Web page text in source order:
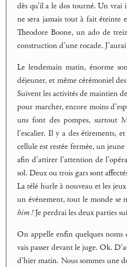
dès qu’il a le dos tourné. Un
ne sera jamais tout à fait éteinte
Theodore Boone, un ado de
construction d’une rocade.
Le lendemain matin, énorme
déjeuner, et même cérémoniel
Suivent les activités de maintien
pour marcher, encore moins
uns font des pompes, surtout
l’escalier. Il y a des étirements,
cellule est restée fermée, un
afin d’attirer l’attention de
sol. Deux ou trois gars sont
La télé hurle à nouveau et les
un événement, tout le monde se
him !Je perdrai les deux parties
On appelle enfin quelques
vais passer devant le juge. Ok.
d’hier matin. Nous sommes une